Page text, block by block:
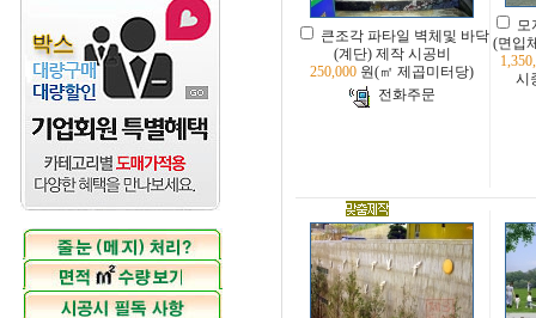
큰조각 파타일 벽체및 바닥
(계단) 제작 시공비
250,000 원(㎡ 제곱미터당)
전화주문
모
(면입
시